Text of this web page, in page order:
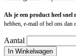
Als je een product heel snel
hebben, e-mail of bel ons dan
Aantal
In Winkelwagen